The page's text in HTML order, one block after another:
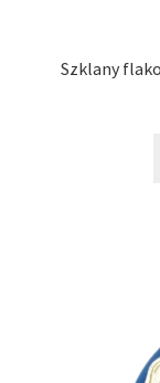
Szklany